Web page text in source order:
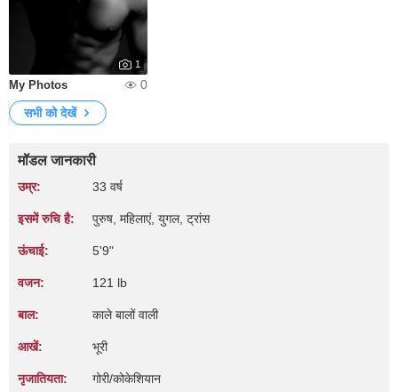
1
My Photos
0
सभी को देखें
मॉडल जानकारी
उम्र: 33 वर्ष
इसमें रुचि है: पुरुष, महिलाएं, युगल, ट्रांस
ऊंचाई: 5'9"
वजन: 121 lb
बाल: काले बालों वाली
आखें: भूरी
नृजातियता: गोरी/कोकेशियान